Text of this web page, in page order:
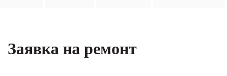
Заявка на ремонт